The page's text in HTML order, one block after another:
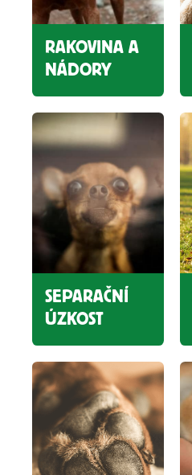
RAKOVINA A
NÁDORY
SEPARAČNÍ
ÚZKOST